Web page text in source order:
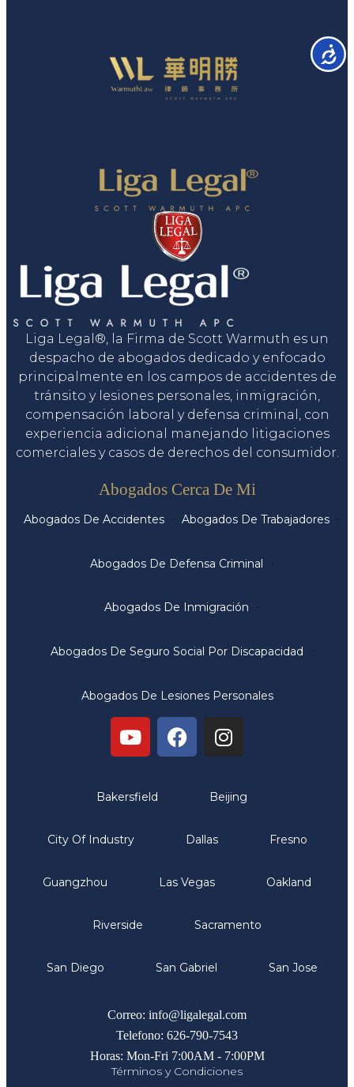
Liga Legal®, la Firma de Scott Warmuth es un
despacho de abogados dedicado y enfocado
principalmente en los campos de accidentes de
tránsito y lesiones personales, inmigración,
compensación laboral y defensa criminal, con
experiencia adicional manejando litigaciones
comerciales y casos de derechos del consumidor.
Abogados Cerca De Mi
Abogados De Accidentes Abogados De Trabajadores
Abogados De Defensa Criminal
Abogados De Inmigración
Abogados De Seguro Social Por Discapacidad
Abogados De Lesiones Personales
Bakersfield Beijing
City Of Industry Dallas Fresno
Guangzhou Las Vegas Oakland
Riverside Sacramento
San Diego San Gabriel San Jose
Correo: info@ligalegal.com
Telefono: 626-790-7543
Horas: Mon-Fri 7:00AM - 7:00PM
Términos y Condiciones